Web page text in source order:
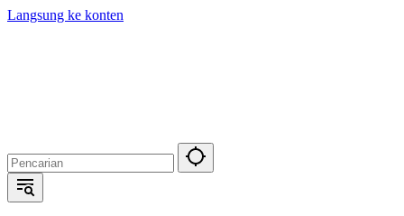
Langsung ke konten